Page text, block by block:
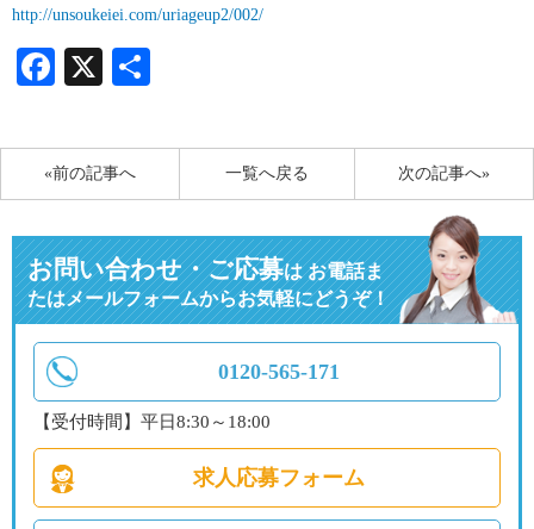
http://unsoukeiei.com/uriageup2/002/
Facebook
X
«前の記事へ 次の記事へ»
一覧へ戻る
お問い合わせ・ご応募はお電話ま
たはメールフォームからお気軽にどうぞ！
0120-565-171
【受付時間】平日8:30～18:00
求人応募フォーム